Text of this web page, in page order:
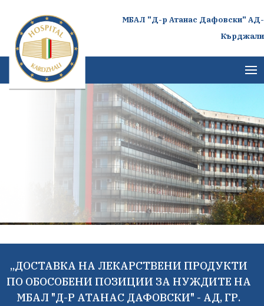
МБАЛ "Д-р Атанас Дафовски" АД-
Кърджали
„ДОСТАВКА НА ЛЕКАРСТВЕНИ ПРОДУКТИ
ПО ОБОСОБЕНИ ПОЗИЦИИ ЗА НУЖДИТЕ НА
МБАЛ "Д-Р АТАНАС ДАФОВСКИ" - АД, ГР.